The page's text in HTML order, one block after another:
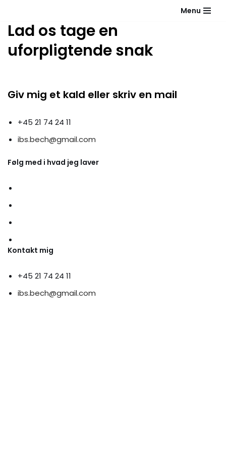
Spring
til
indhold
Menu
Lad os tage en
uforpligtende snak
Giv mig et kald eller skriv en mail
+45 21 74 24 11
ibs.bech@gmail.com
Følg med i hvad jeg laver
Kontakt mig
+45 21 74 24 11
ibs.bech@gmail.com